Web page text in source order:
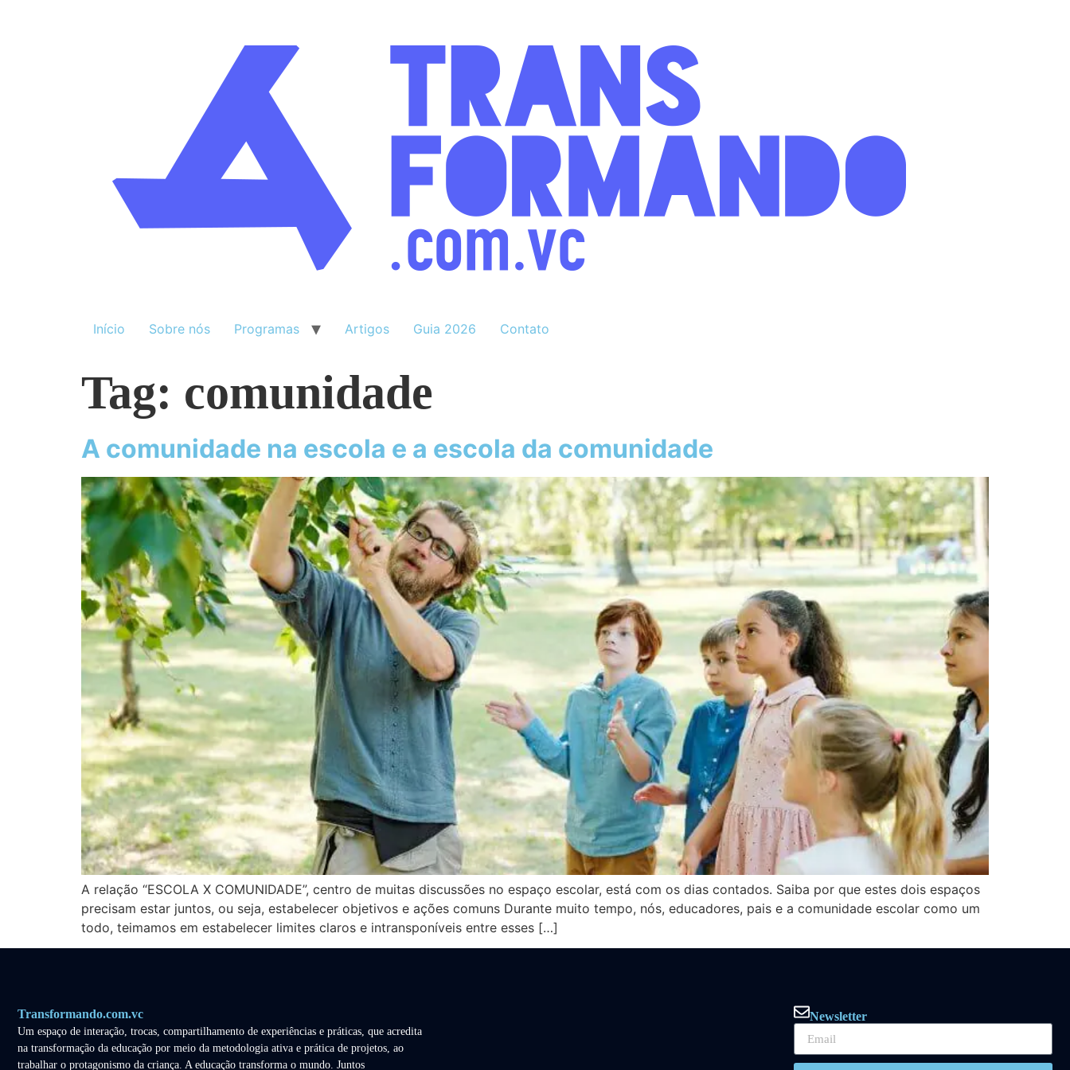
Início Sobre nós Programas Artigos Guia 2026 Contato
Tag: comunidade
A comunidade na escola e a escola da comunidade
A relação “ESCOLA X COMUNIDADE”, centro de muitas discussões no espaço escolar, está com os dias contados. Saiba por que estes dois espaços
precisam estar juntos, ou seja, estabelecer objetivos e ações comuns Durante muito tempo, nós, educadores, pais e a comunidade escolar como um
todo, teimamos em estabelecer limites claros e intransponíveis entre esses […]
Transformando.com.vc
Um espaço de interação, trocas, compartilhamento de experiências e práticas, que acredita
na transformação da educação por meio da metodologia ativa e prática de projetos, ao
trabalhar o protagonismo da criança. A educação transforma o mundo. Juntos
Newsletter